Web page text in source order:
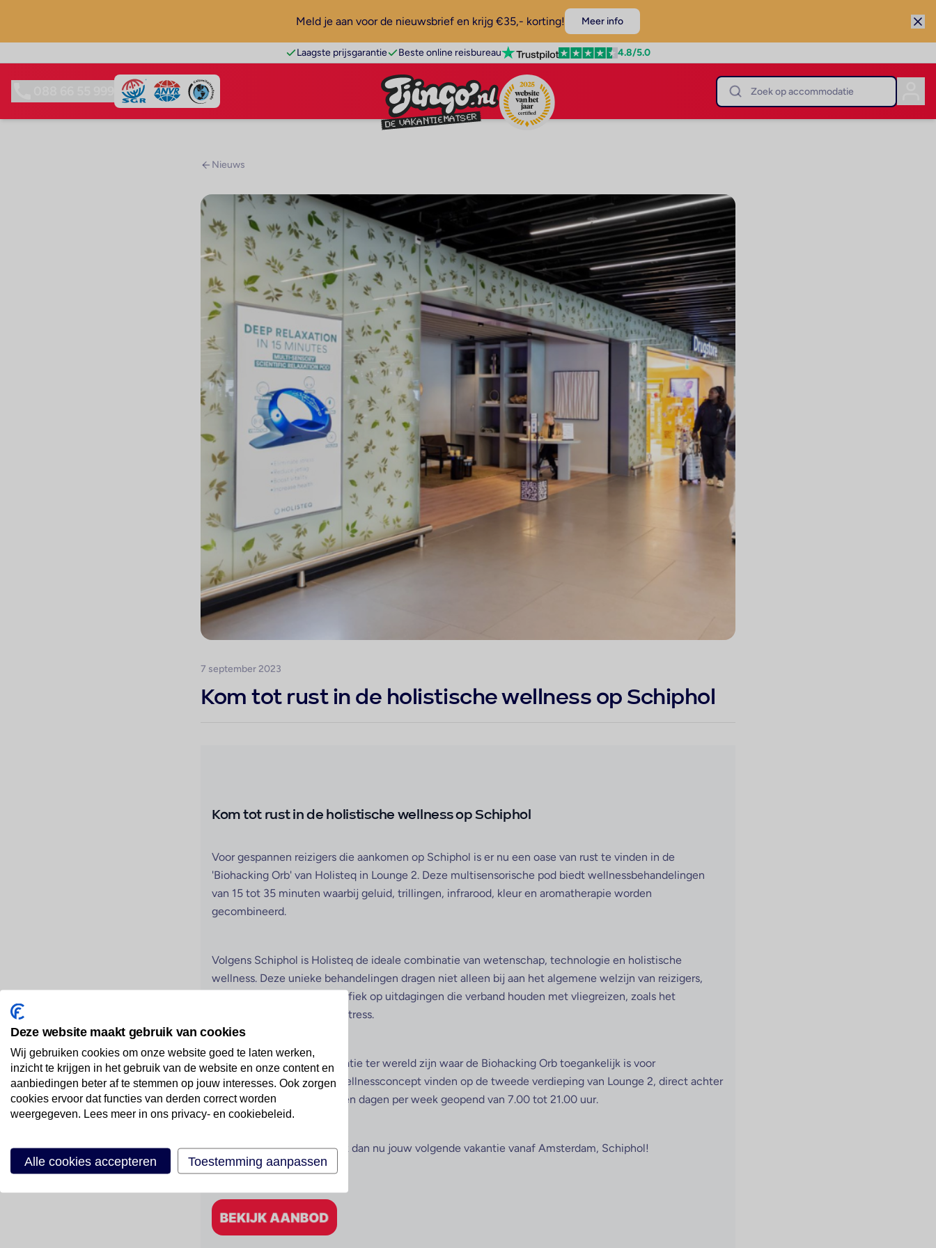
Meld je aan voor de nieuwsbrief en krijg €35,- korting! Meer info
Laagste prijsgarantie Beste online reisbureau 4.8/5.0
Nieuws
7 september 2023
Kom tot rust in de holistische wellness op Schiphol
Kom tot rust in de holistische wellness op Schiphol
Voor gespannen reizigers die aankomen op Schiphol is er nu een oase van rust te vinden in de
'Biohacking Orb' van Holisteq in Lounge 2. Deze multisensorische pod biedt wellnessbehandelingen
van 15 tot 35 minuten waarbij geluid, trillingen, infrarood, kleur en aromatherapie worden
gecombineerd.
Volgens Schiphol is Holisteq de ideale combinatie van wetenschap, technologie en holistische
wellness. Deze unieke behandelingen dragen niet alleen bij aan het algemene welzijn van reizigers,
maar richten zich ook specifiek op uitdagingen die verband houden met vliegreizen, zoals het
verminderen van jetlag en stress.
Schiphol zou de eerste locatie ter wereld zijn waar de Biohacking Orb toegankelijk is voor
consumenten. Je kan dit wellnessconcept vinden op de tweede verdieping van Lounge 2, direct achter
de securitycheck en is zeven dagen per week geopend van 7.00 tot 21.00 uur.
Wil jij dit ook ervaren? Boek dan nu jouw volgende vakantie vanaf Amsterdam, Schiphol!
Deze website maakt gebruik van cookies
Wij gebruiken cookies om onze website goed te laten werken,
inzicht te krijgen in het gebruik van de website en onze content en
aanbiedingen beter af te stemmen op jouw interesses. Ook zorgen
cookies ervoor dat functies van derden correct worden
weergegeven. Lees meer in ons privacy- en cookiebeleid.
Alle cookies accepteren Toestemming aanpassen